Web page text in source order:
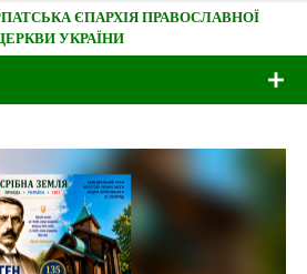
Карпатська єпархія